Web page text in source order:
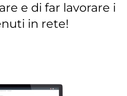
e di far lavorare i
in rete!